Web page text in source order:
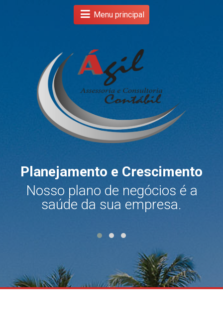
Menu principal
Planejamento e Crescimento
Nosso plano de negócios é a
saúde da sua empresa.